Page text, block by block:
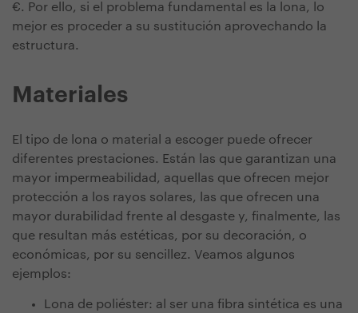
€. Por ello, si el problema fundamental es la lona, lo
mejor es proceder a su sustitución aprovechando la
estructura.
Materiales
El tipo de lona o material a escoger puede ofrecer
diferentes prestaciones. Están las que garantizan una
mayor impermeabilidad, aquellas que ofrecen mejor
protección a los rayos solares, las que ofrecen una
mayor durabilidad frente al desgaste y, finalmente, las
que resultan más estéticas, por su decoración, o
económicas, por su sencillez. Veamos algunos
ejemplos:
Lona de poliéster: al ser una fibra sintética es una